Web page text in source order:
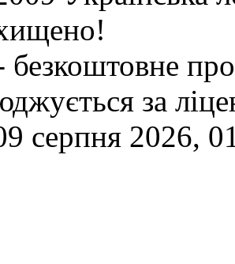
безкоштовне
за
серпня 2026,